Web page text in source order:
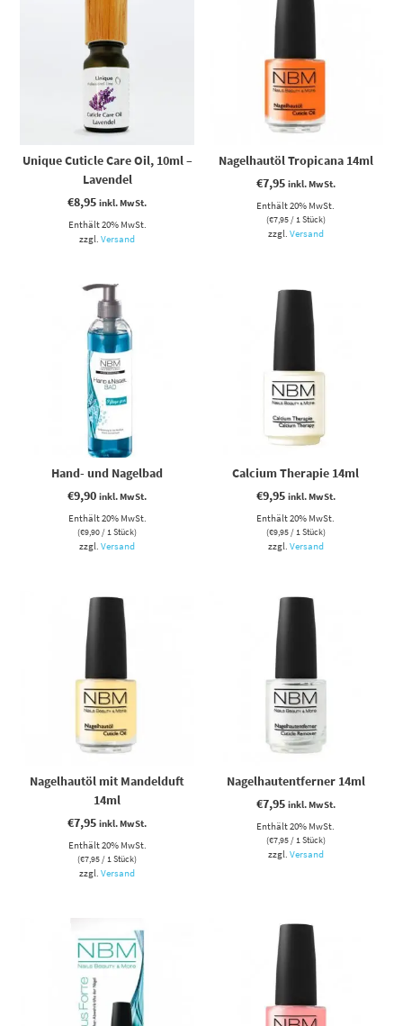
Unique Cuticle Care Oil, 10ml –
Lavendel
€8,95 inkl. MwSt.
Enthält 20% MwSt.
zzgl.Versand
Nagelhautöl Tropicana 14ml
€7,95 inkl. MwSt.
Enthält 20% MwSt.
(€7,95/ 1 Stück)
zzgl. Versand
Hand- und Nagelbad
€9,90 inkl. MwSt.
Enthält 20% MwSt.
(€9,90/ 1 Stück)
zzgl.Versand
Calcium Therapie 14ml
€9,95 inkl. MwSt.
Enthält 20% MwSt.
(€9,95/ 1 Stück)
zzgl. Versand
Nagelhautöl mit Mandelduft
14ml
€7,95 inkl. MwSt.
Enthält 20% MwSt.
(€7,95/ 1 Stück)
zzgl.Versand
Nagelhautentferner 14ml
€7,95 inkl. MwSt.
Enthält 20% MwSt.
(€7,95/ 1 Stück)
zzgl. Versand